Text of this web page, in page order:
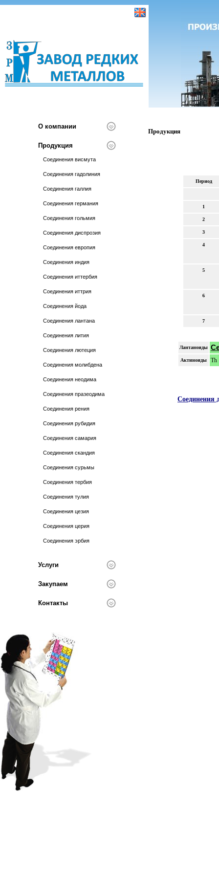
О компании
Продукция
Соединения висмута
Соединения гадолиния
Соединения галлия
Соединения германия
Соединения гольмия
Соединения диспрозия
Соединения европия
Соединения индия
Соединения иттербия
Соединения иттрия
Соединения йода
Соединения лантана
Соединения лития
Соединения лютеция
Соединения молибдена
Соединения неодима
Соединения празеодима
Соединения рения
Соединения рубидия
Соединения самария
Соединения скандия
Соединения сурьмы
Соединения тербия
Соединения тулия
Соединения цезия
Соединения церия
Соединения эрбия
Услуги
Закупаем
Контакты
Продукция
Период
1
2
3
4
5
6
7
Лантаноиды
Актиноиды Th
Соединения